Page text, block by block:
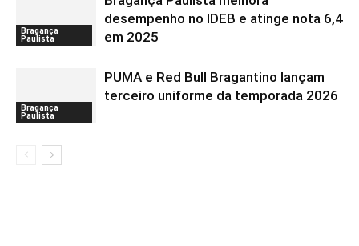
Bragança
Paulista
desempenho no IDEB e atinge nota 6,4
em 2025
Bragança
Paulista
PUMA e Red Bull Bragantino lançam
terceiro uniforme da temporada 2026